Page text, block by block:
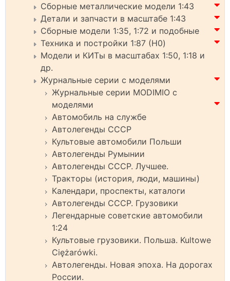
Сборные металлические модели 1:43
Детали и запчасти в масштабе 1:43
Сборные модели 1:35, 1:72 и подобные
Техника и постройки 1:87 (H0)
Модели и КИТы в масштабах 1:50, 1:18 и
др.
Журнальные серии с моделями
Журнальные серии MODIMIO с
моделями
Автомобиль на службе
Автолегенды СССР
Культовые автомобили Польши
Автолегенды Румынии
Автолегенды СССР. Лучшее.
Тракторы (история, люди, машины)
Календари, проспекты, каталоги
Автолегенды СССР. Грузовики
Легендарные советские автомобили
1:24
Культовые грузовики. Польша. Kultowe
Ciężarówki.
Автолегенды. Новая эпоха. На дорогах
России.